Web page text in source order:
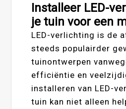
Installeer LED-
je tuin voor een
LED-verlichting is de
steeds populairder
tuinontwerpen
efficiëntie en
installeren van LED-
tuin kan niet alleen